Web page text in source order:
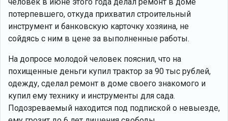
потерпевшего, откуда прихватил строительный
инструмент и банковскую карточку хозяина, не
сойдясь с ним в цене за выполненные работы.
На допросе молодой человек пояснил, что на
похищенные деньги купил трактор за 90 тыс рублей,
одежду, сделал ремонт в доме своего знакомого и
купил ему технику и инструменты для сада.
Подозреваемый находится под подпиской о невыезде,